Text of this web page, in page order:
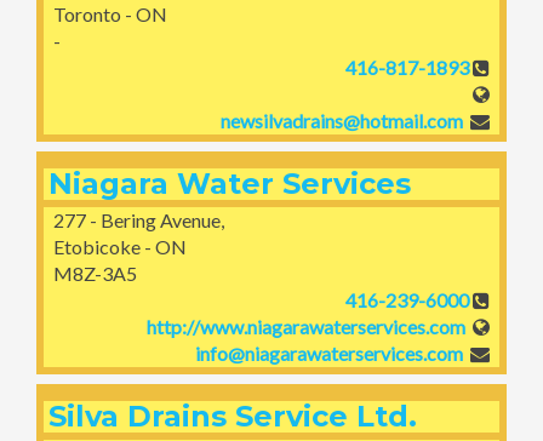
Toronto - ON
-
416-817-1893
newsilvadrains@hotmail.com
Niagara Water Services
277 - Bering Avenue,
Etobicoke - ON
M8Z-3A5
416-239-6000
http://www.niagarawaterservices.com
info@niagarawaterservices.com
Silva Drains Service Ltd.